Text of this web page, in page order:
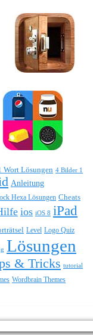
Wort Lösungen 4 Bilder 1
Anleitung
Hexa Lösungen Cheats
ios iOS 8 iPad
Level Logo Quiz
Lösungen
& Tricks tutorial
Wordbrain Themes